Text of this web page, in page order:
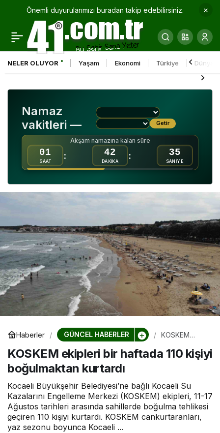
Önemli duyurularımızı buradan takip edebilirsiniz.
NELER OLUYOR Yaşam Ekonomi Türkiye Dünya
Namaz
vakitleri —
Getir
Akşam namazına kalan süre
01
SAAT
: 42
DAKİKA
: 34
SANİYE
Haberler GÜNCEL HABERLER
KOSKEM
haftada 110
kişiyi
KOSKEM ekipleri bir haftada 110 kişiyi
boğulmaktan kurtardı
Kocaeli Büyükşehir Belediyesi’ne bağlı Kocaeli Su
Kazalarını Engelleme Merkezi (KOSKEM) ekipleri, 11-17
Ağustos tarihleri arasında sahillerde boğulma tehlikesi
geçiren 110 kişiyi kurtardı. KOSKEM cankurtaranları,
yaz sezonu boyunca Kocaeli ...
Süper Lig’de 2. hafta
görünümü
0 Paylaş